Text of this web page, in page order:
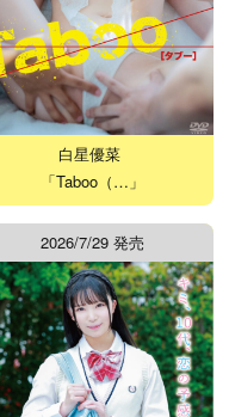
白星優菜
「Taboo（…」
2026/7/29 発売